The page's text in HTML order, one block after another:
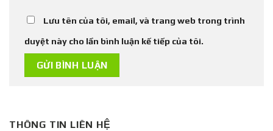
Lưu tên của tôi, email, và trang web trong trình
duyệt này cho lần bình luận kế tiếp của tôi.
THÔNG TIN LIÊN HỆ